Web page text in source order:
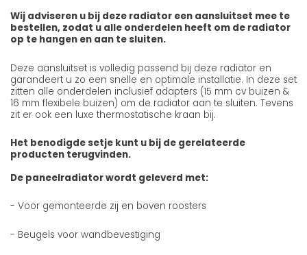
Wij adviseren u bij deze radiator een aansluitset mee te
bestellen, zodat u alle onderdelen heeft om de radiator
op te hangen en aan te sluiten.
Deze aansluitset is volledig passend bij deze radiator en
garandeert u zo een snelle en optimale installatie. In deze set
zitten alle onderdelen inclusief adapters (15 mm cv buizen &
16 mm flexibele buizen) om de radiator aan te sluiten. Tevens
zit er ook een luxe thermostatische kraan bij.
Het benodigde setje kunt u bij de gerelateerde
producten terugvinden.
De paneelradiator wordt geleverd met:
- Voor gemonteerde zij en boven roosters
- Beugels voor wandbevestiging